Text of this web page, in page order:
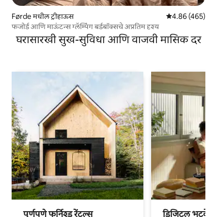
Førde मधील ट्रीहाऊस 5 पैकी 4.86
4.86 (465)
फजोर्ड आणि माऊंटन्स ग्लॅम्पिंग बर्डबॉक्सचे अप्रतिम दृश्य
घरासारखी सुख-सुविधा आणि वाजवी मासिक दर
पूर्णपणे फर्निश्ड रेंटल्स डिजिटल भटके